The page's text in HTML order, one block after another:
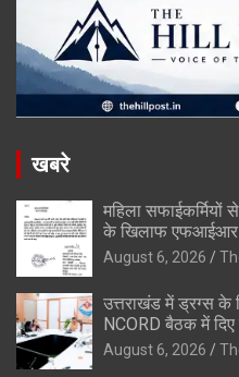
खबरे
महिला
के खिलाफ एफआईआर
August 6, 2026
उत्तराखंड में ड्रग्स के
NCORD बैठक में दिए
August 6, 2026